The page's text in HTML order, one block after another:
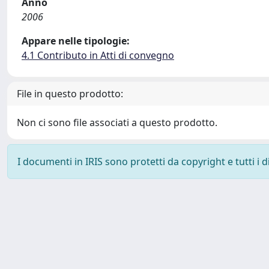
2006
Appare nelle tipologie:
4.1 Contributo in Atti di convegno
File in questo prodotto:
Non ci sono file associati a questo prodotto.
I documenti in IRIS sono protetti da copyright e tutti i